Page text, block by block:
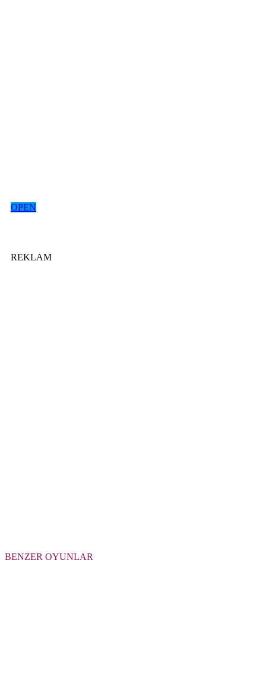
OPEN
REKLAM
BENZER OYUNLAR